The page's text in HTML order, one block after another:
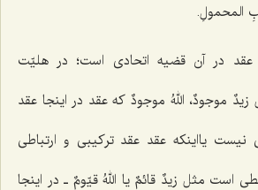
المحمولِ.
در آن قضیه اتحادی است؛ در هلیّت
زیدٌ موجودٌ، اللهُ موجودٌکه عقد در اینجا عقد
یااینکه عقد عقد ترکیبی و ارتباطی
است مثل زیدٌ قائمٌیا اللهُ قیّومٌ ـ در اینجا